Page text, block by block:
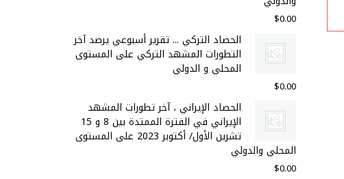
$0.00
الحصاد التركي ... تقرير أسبوعي يرصد آخر
التطورات المشهد التركي على المستوى
المحلي و الدولي
$0.00
الحصاد الإيراني ، آخر تطورات المشهد
الإيراني في الفترة الممتدة بين 8 و 15
تشرين الأول/ أكتوبر 2023 على المستوى
المحلي والدولي
$0.00